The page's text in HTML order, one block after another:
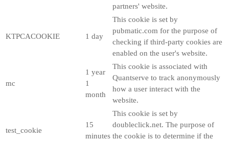
partners' website.
KTPCACOOKIE 1 day
This cookie is set by
pubmatic.com for the purpose of
checking if third-party cookies are
enabled on the user's website.
mc
1 year
1
month
This cookie is associated with
Quantserve to track anonymously
how a user interact with the
website.
test_cookie
15
minutes
This cookie is set by
doubleclick.net. The purpose of
the cookie is to determine if the